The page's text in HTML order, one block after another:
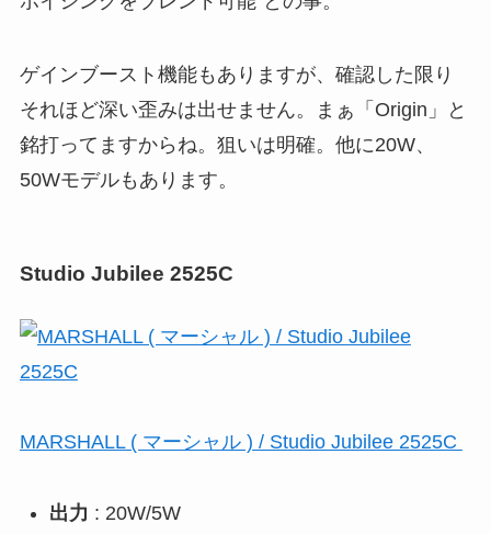
ゲインブースト機能もありますが、確認した限り
それほど深い歪みは出せません。まぁ「Origin」と
銘打ってますからね。狙いは明確。他に20W、
50Wモデルもあります。
Studio Jubilee 2525C
MARSHALL ( マーシャル ) / Studio Jubilee 2525C
出力 : 20W/5W